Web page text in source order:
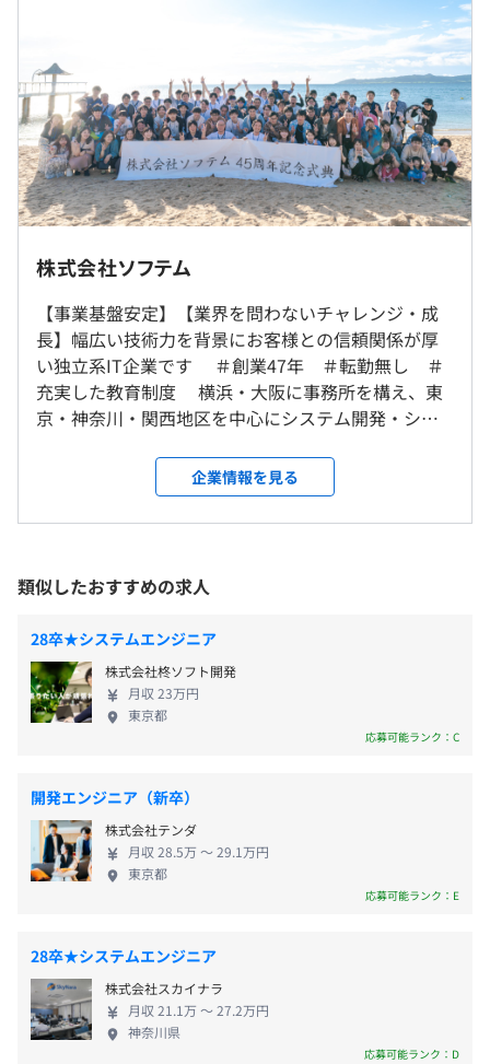
1年ごとの目標設定、振り返りによる評価をおこなってい
ます。
横浜本社：約20名
大阪支社：約10名
◆SI事業本部
横浜本社：約35名
大阪支社：約30名
5～10名前後で開発をおこなっています。
開発単位は2～3カ月程度を継続的に取り組んでいます。
受動喫煙防止措置に関する事項
■JR京浜東北・根岸線「桜木町駅」より徒歩4分
■市営地下「桜木町駅」より徒歩4分
実施日のみ（インターンのため休暇はございません）
2日目からは昼食を用意いたします。
答内容をもとに昼食をご用意いたします。
インターンのためなし
インターンのためなし
雇用関係なし
2年度前 採用者数2人 離職者数0人
3年度前 採用者数4人 離職者数0人
過去３年間の新卒採用者数の男女別人数
前年度 男性8人 女性1人
2年度前 男性2人 女性0人
3年度前 男性3人 女性1人
平均勤続年数
15.0年
研修の有無及び内容
◆内定者研修
・入社前の5カ月間(11月～3月）月１回。各事業所にて
実施
社会人になるための心構えや各プロジェクトやお仕事
の内容、情報リテラシーなど
LINE WORKSのアカウントを発行し質問や相談がし易
・入社時約2～3カ月間。各事業所にて実施
ータベース基礎など
◆OJT研修
・新入社員研修後約3カ月間、各プロジェクトに仮配
施
◆若手研修
・入社後9月から行うワークを中心としたマインド研修
※研修はより良くするために、毎年見直しております。
そのため内容に変更がある可能性がございます。
※研修がなくなることはございません。
自己啓発支援の有無及びその内容
株式会社ソフテム
【事業基盤安定】【業界を問わないチャレンジ・成
長】幅広い技術力を背景にお客様との信頼関係が厚
い独立系IT企業です ＃創業47年 ＃転勤無し ＃
充実した教育制度 横浜・大阪に事務所を構え、東
京・神奈川・関西地区を中心にシステム開発・シス
に入り、要件定義から開発まで一貫して任される会
社まで成長することができました。 Internet of
Everything：「ありとあらゆるものがインターネッ
要求もますます多岐に亘って求められています。
今、IT業界に求められる人材像は、新技術は勿論の
こと「提案力」に問われています。 「技術＋α」発想
を常にもち、お客様の立場になってサービスを提供
する。 ソフテムはこれらの資質を持った人材の育成
に努め、これからもお客様の信頼に 応えるべく努力
し、社会に貢献していきます。 --------------------------
----------------------- ソフテムの強みの１つである制度
の一例をご紹介いたします！ ・トレーナー制
度・・・ 新卒社員にはメンター制度としてトレーナ
ーが1名必ず付きます。 ・TOP面談・・・毎年経営層
と1対1で面談できる機会を設けています。 ・資格取
ます(報奨金は入社前に取得した資格も対象です)。
企業情報を見る
類似したおすすめの求人
28卒★システムエンジニア
株式会社柊ソフト開発
月収 23万円
東京都
応募可能ランク：C
開発エンジニア（新卒）
株式会社テンダ
月収 28.5万 〜 29.1万円
東京都
応募可能ランク：E
28卒★システムエンジニア
株式会社スカイナラ
月収 21.1万 〜 27.2万円
神奈川県
応募可能ランク：D